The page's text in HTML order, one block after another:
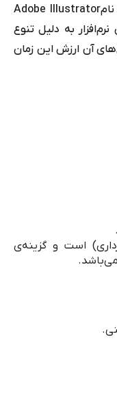
Adobe Illustrator
به دلیل تنوع
آن ارزش این زمان
است و گزینهی
می‌باشد.